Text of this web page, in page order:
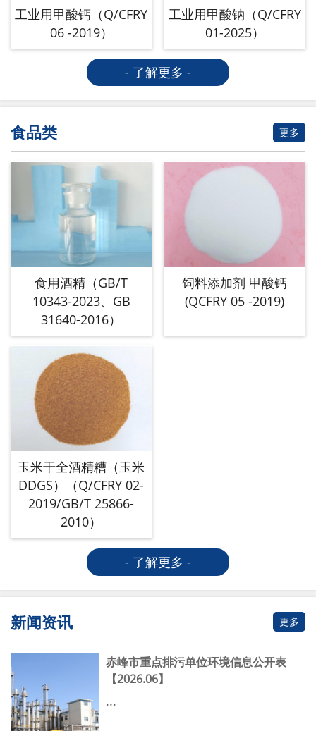
工业用甲酸钙（Q/CFRY
06 -2019）
工业用甲酸钠（Q/CFRY
01-2025）
- 了解更多 -
更多
食品类
食用酒精（GB/T
10343-2023、GB
31640-2016）
饲料添加剂 甲酸钙
(QCFRY 05 -2019)
玉米干全酒精糟（玉米
DDGS）（Q/CFRY 02-
2019/GB/T 25866-
2010）
- 了解更多 -
更多
新闻资讯
赤峰市重点排污单位环境信息公开表
【2026.06】
...